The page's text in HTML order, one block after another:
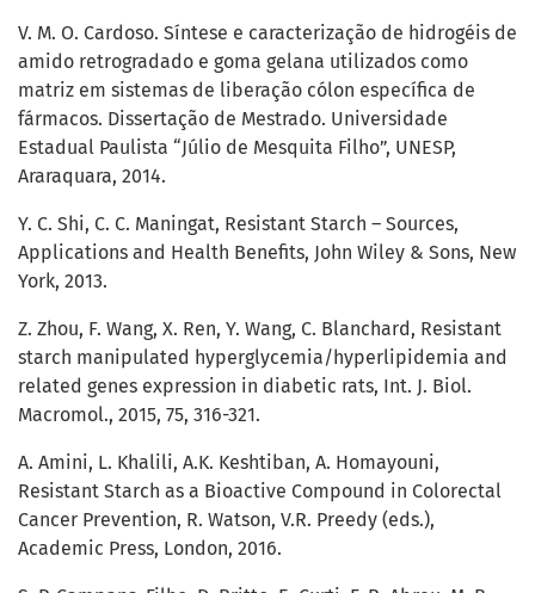
V. M. O. Cardoso. Síntese e caracterização de hidrogéis de
amido retrogradado e goma gelana utilizados como
matriz em sistemas de liberação cólon específica de
fármacos. Dissertação de Mestrado. Universidade
Estadual Paulista “Júlio de Mesquita Filho”, UNESP,
Araraquara, 2014.
Y. C. Shi, C. C. Maningat, Resistant Starch – Sources,
Applications and Health Benefits, John Wiley & Sons, New
York, 2013.
Z. Zhou, F. Wang, X. Ren, Y. Wang, C. Blanchard, Resistant
starch manipulated hyperglycemia/hyperlipidemia and
related genes expression in diabetic rats, Int. J. Biol.
Macromol., 2015, 75, 316-321.
A. Amini, L. Khalili, A.K. Keshtiban, A. Homayouni,
Resistant Starch as a Bioactive Compound in Colorectal
Cancer Prevention, R. Watson, V.R. Preedy (eds.),
Academic Press, London, 2016.